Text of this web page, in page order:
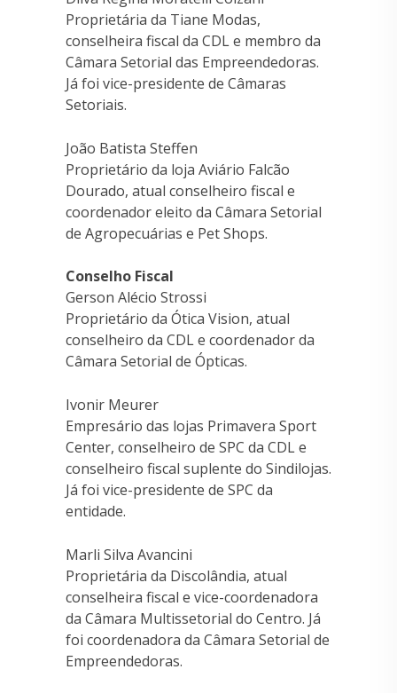
Proprietária da Tiane Modas,
conselheira fiscal da CDL e membro da
Câmara Setorial das Empreendedoras.
Já foi vice-presidente de Câmaras
Setoriais.
João Batista Steffen
Proprietário da loja Aviário Falcão
Dourado, atual conselheiro fiscal e
coordenador eleito da Câmara Setorial
de Agropecuárias e Pet Shops.
Conselho Fiscal
Gerson Alécio Strossi
Proprietário da Ótica Vision, atual
conselheiro da CDL e coordenador da
Câmara Setorial de Ópticas.
Ivonir Meurer
Empresário das lojas Primavera Sport
Center, conselheiro de SPC da CDL e
conselheiro fiscal suplente do Sindilojas.
Já foi vice-presidente de SPC da
entidade.
Marli Silva Avancini
Proprietária da Discolândia, atual
conselheira fiscal e vice-coordenadora
da Câmara Multissetorial do Centro. Já
foi coordenadora da Câmara Setorial de
Empreendedoras.